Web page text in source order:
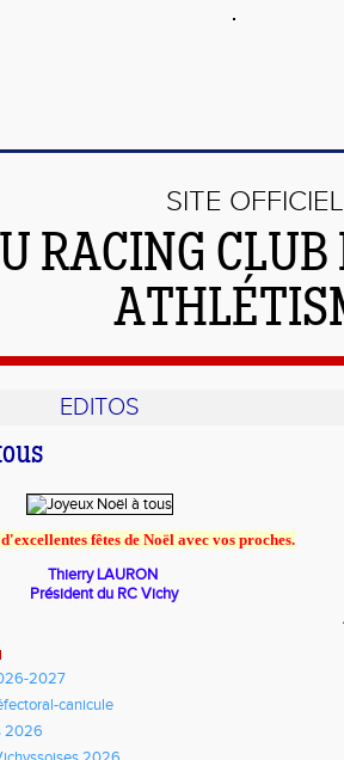
SITE OFFICIEL
RACING CLUB
EDITOS
fêtes de Noël avec vos proches.
RC Vichy
2027
canicule
2026